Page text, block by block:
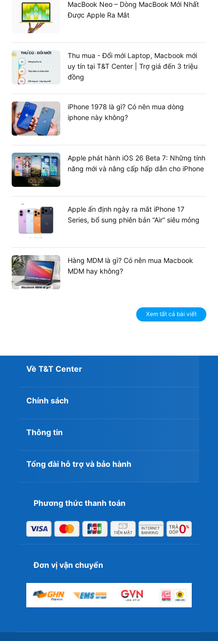
MacBook Neo – Dòng MacBook Mới Nhất
Được Apple Ra Mắt
Thu mua - Đổi mới Laptop, Macbook mới
uy tín tại T&T Center | Trợ giá đến 3 triệu
đồng
iPhone 1978 là gì? Có nên mua dòng
iphone này không?
Apple phát hành iOS 26 Beta 7: Những tính
năng mới và nâng cấp hấp dẫn cho iPhone
Apple ấn định ngày ra mắt iPhone 17
Series, bổ sung phiên bản “Air” siêu mỏng
Hàng MDM là gì? Có nên mua Macbook
MDM hay không?
Xem tất cả bài viết
Về T&T Center
Chính sách
Thông tin
Tổng đài hỗ trợ và bảo hành
Phương thức thanh toán
Đơn vị vận chuyển